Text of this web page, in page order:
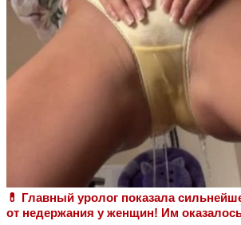
💊 Главный уролог показала
от недержания у женщин! Им